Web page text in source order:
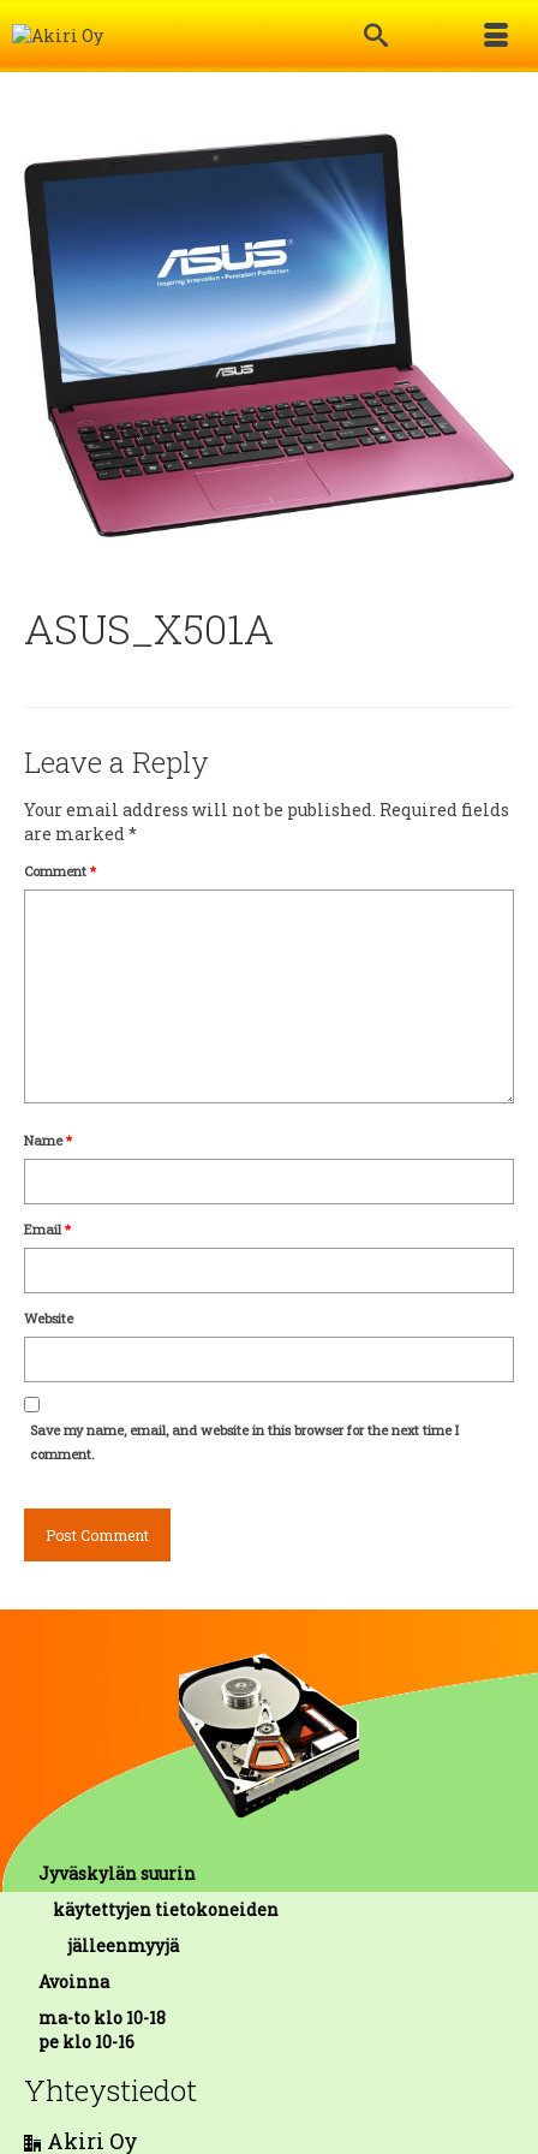
ASUS_X501A
Leave a Reply
Your email address will not be published. Required fields
are marked*
Comment *
Name*
Email*
Website
Save my name, email, and website in this browser for the next time I
comment.
Jyväskylän suurin
käytettyjen tietokoneiden
jälleenmyyjä
Avoinna
ma-to klo 10-18
pe klo 10-16
Yhteystiedot
Akiri Oy